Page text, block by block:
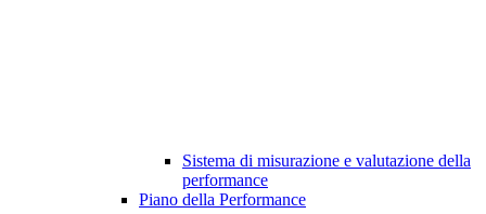
Sistema di misurazione e valutazione della
performance
Piano della Performance